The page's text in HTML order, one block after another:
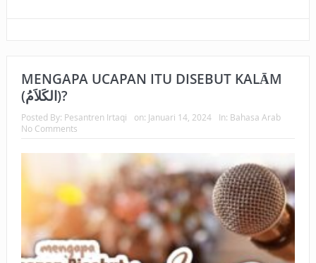
MENGAPA UCAPAN ITU DISEBUT KALĀM
(الكَلاَمُ)?
Posted By: Pesantren Irtaqi on: Januari 14, 2024 In: Bahasa Arab
No Comments